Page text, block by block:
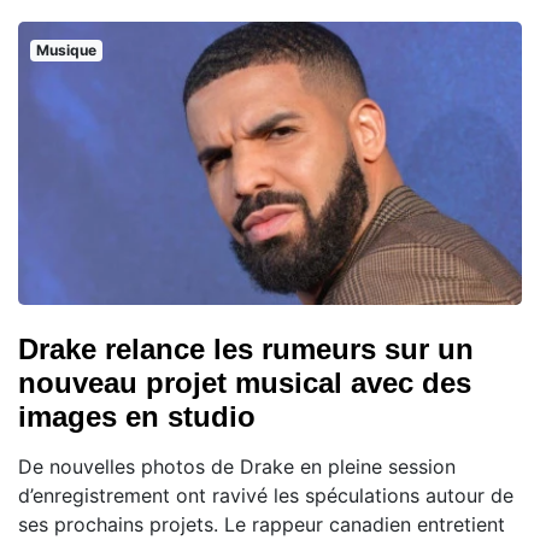
Musique
Drake relance les rumeurs sur un
nouveau projet musical avec des
images en studio
De nouvelles photos de Drake en pleine session
d’enregistrement ont ravivé les spéculations autour de
ses prochains projets. Le rappeur canadien entretient